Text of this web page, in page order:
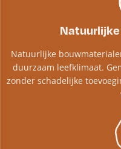
Natuurlijke
duurzaam leefklimaat.
zonder schadelijke